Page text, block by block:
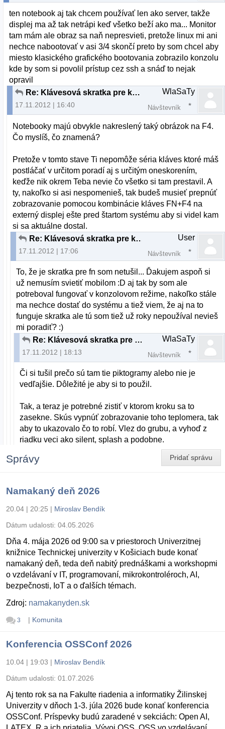
ten notebook aj tak chcem používať len ako server, takže
displej ma až tak netrápi keď všetko beží ako ma... Monitor
tam mám ale obraz sa naň nepresvieti, pretože linux mi ani
nechce nabootovať v asi 3/4 skončí preto by som chcel aby
miesto klasického grafického bootovania zobrazilo konzolu
kde by som si povolil prístup cez ssh a snáď to nejak
opravil
Re: Klávesová skratka pre konzolu v štádiu bootovania
17.11.2012 | 16:40
WlaSaTy
Návštevník
Notebooky majú obvykle nakreslený taký obrázok na F4.
Čo myslíš, čo znamená?
Pretože v tomto stave Ti nepomôže séria kláves ktoré máš
postláčať v určitom poradí aj s určitým oneskorením,
keďže nik okrem Teba nevie čo všetko si tam prestavil. A
ty, nakoľko si asi nespomenieš, tak budeš musieť prepnúť
zobrazovanie pomocou kombinácie kláves FN+F4 na
externý displej ešte pred štartom systému aby si videl kam
si sa aktuálne dostal.
Re: Klávesová skratka pre konzolu v štádiu bootovania
17.11.2012 | 17:06
User
Návštevník
To, že je skratka pre fn som netušil... Ďakujem aspoň si
už nemusím svietiť mobilom :D aj tak by som ale
potreboval fungovať v konzolovom režime, nakoľko stále
ma nechce dostať do systému a tiež viem, že aj na to
funguje skratka ale tú som tiež už roky nepoužíval nevieš
mi poradiť? :)
Re: Klávesová skratka pre konzolu v štádiu bootovania
17.11.2012 | 18:13
WlaSaTy
Návštevník
Či si tušil prečo sú tam tie piktogramy alebo nie je
vedľajšie. Dôležité je aby si to použil.
Tak, a teraz je potrebné zistiť v ktorom kroku sa to
zasekne. Skús vypnúť zobrazovanie toho teplomera, tak
aby to ukazovalo čo to robí. Vlez do grubu, a vyhoď z
riadku veci ako silent, splash a podobne.
Pridať správu
Správy
Namakaný deň 2026
20.04 | 20:25 | Miroslav Bendík
Dátum udalosti: 04.05.2026
Dňa 4. mája 2026 od 9:00 sa v priestoroch Univerzitnej
knižnice Technickej univerzity v Košiciach bude konať
namakaný deň, teda deň nabitý prednáškami a workshopmi
o vzdelávaní v IT, programovaní, mikrokontroléroch, AI,
bezpečnosti, IoT a o ďalších témach.
Zdroj: namakanyden.sk
3 | Komunita
Konferencia OSSConf 2026
10.04 | 19:03 | Miroslav Bendík
Dátum udalosti: 01.07.2026
Aj tento rok sa na Fakulte riadenia a informatiky Žilinskej
Univerzity v dňoch 1-3. júla 2026 bude konať konferencia
OSSConf. Príspevky budú zaradené v sekciách: Open AI,